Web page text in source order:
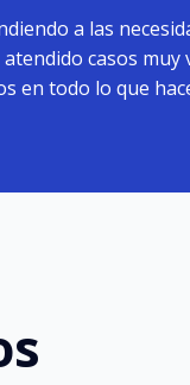
a las
casos muy
en todo lo que